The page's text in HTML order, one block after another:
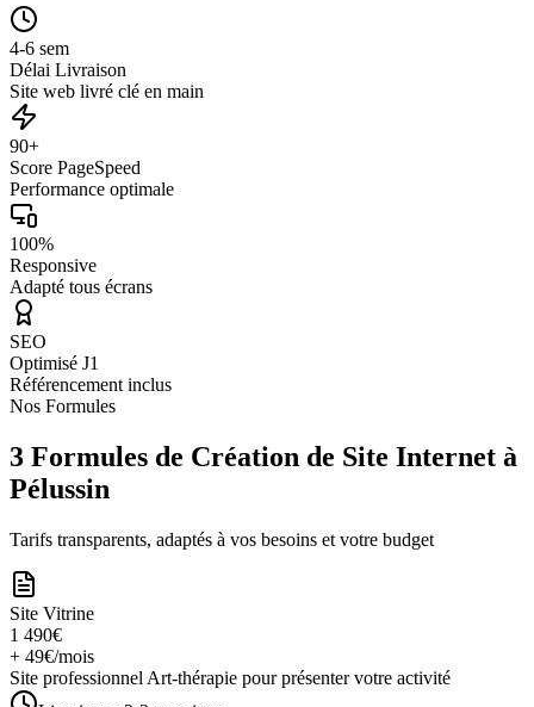
4-6 sem
Délai Livraison
Site web livré clé en main
90+
Score PageSpeed
Performance optimale
100%
Responsive
Adapté tous écrans
SEO
Optimisé J1
Référencement inclus
Nos Formules
3 Formules de Création de Site Internet à
Pélussin
Tarifs transparents, adaptés à vos besoins et votre budget
Site Vitrine
1 490€
+ 49€/mois
Site professionnel Art-thérapie pour présenter votre activité